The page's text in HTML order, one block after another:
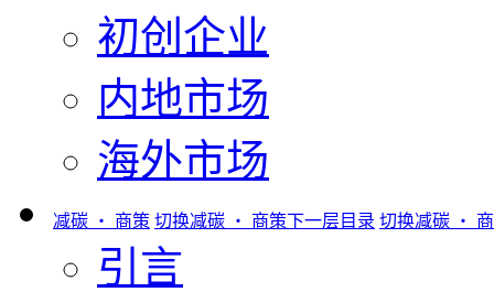
初创企业
内地市场
海外市场
减碳 ‧ 商策 切换减碳 ‧ 商策下一层目录 切换减碳 ‧
引言